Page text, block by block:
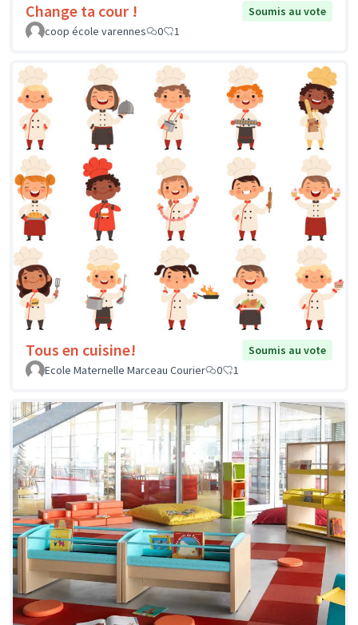
Change ta cour !
Soumis au vote
coop école varennes
0 1
Tous en cuisine!
Soumis au vote
Ecole Maternelle Marceau Courier
0 1